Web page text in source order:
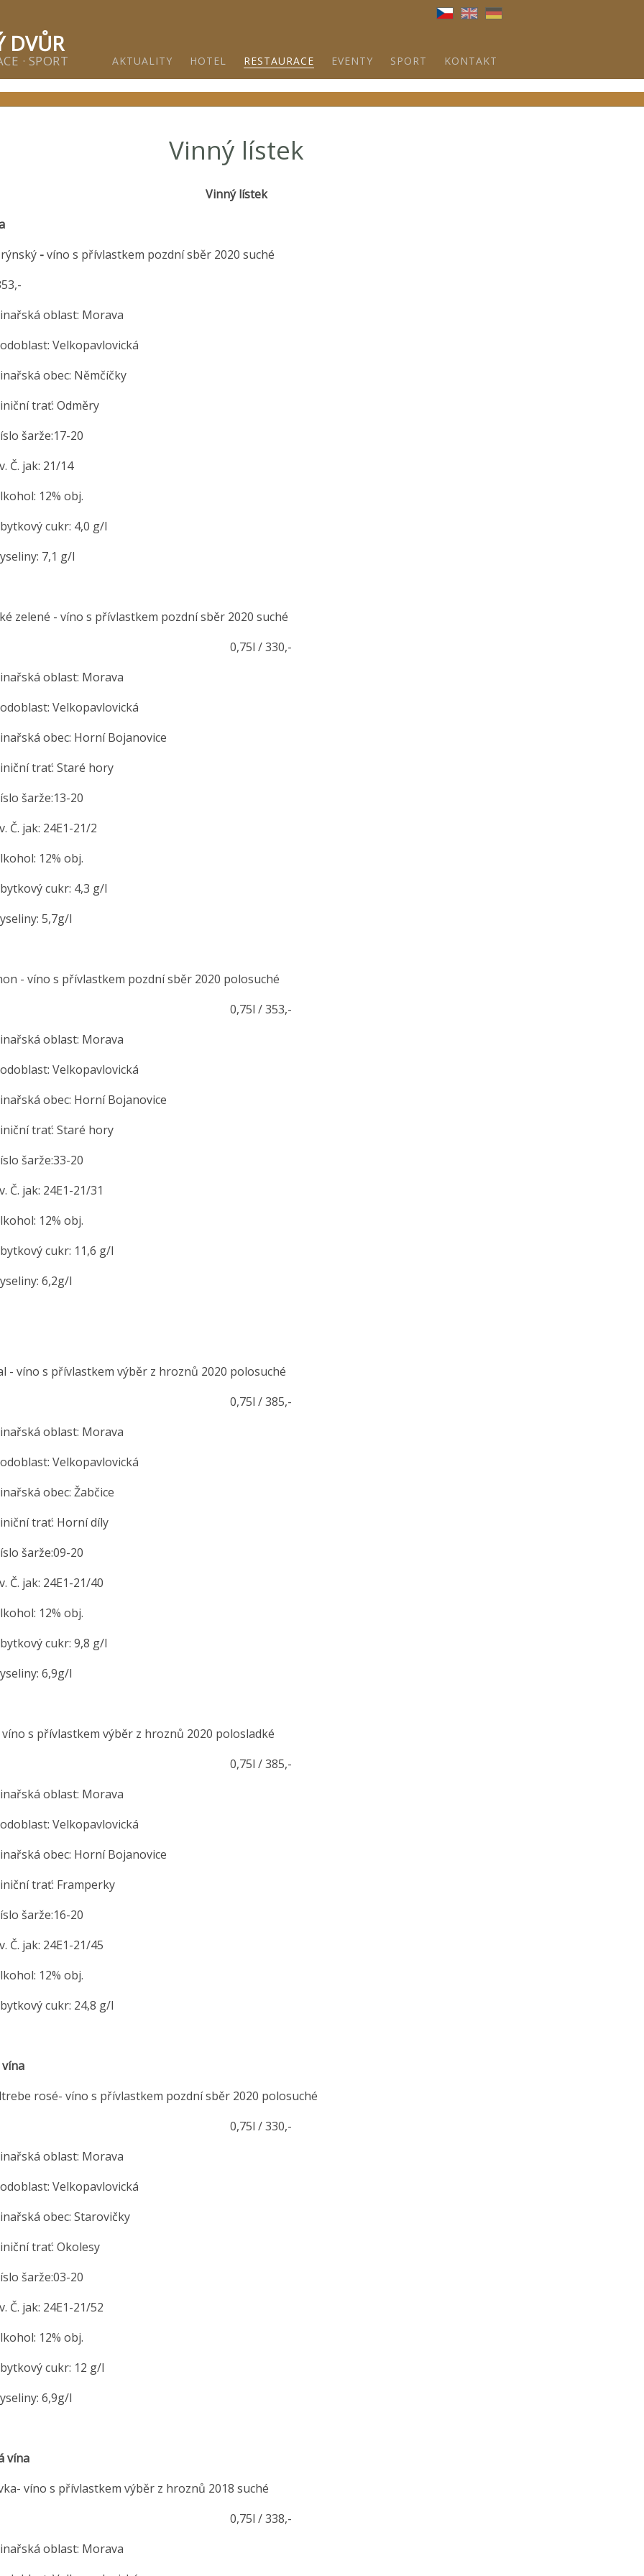
Vinný lístek
Vinný lístek
-víno s přívlastkem pozdní sběr 2020 suché
oblast: Morava
Velkopavlovická
obec: Němčíčky
trať: Odměry
šarže:17-20
jak: 21/14
12% obj.
cukr: 4,0 g/l
7,1 g/l
zelené - víno s přívlastkem pozdní sběr 2020 suché
/ 330,-
oblast: Morava
Velkopavlovická
obec: Horní Bojanovice
trať: Staré hory
šarže:13-20
jak: 24E1-21/2
12% obj.
cukr: 4,3 g/l
5,7g/l
- víno s přívlastkem pozdní sběr 2020 polosuché
/ 353,-
oblast: Morava
Velkopavlovická
obec: Horní Bojanovice
trať: Staré hory
šarže:33-20
jak: 24E1-21/31
12% obj.
cukr: 11,6 g/l
6,2g/l
- víno s přívlastkem výběr z hroznů 2020 polosuché
/ 385,-
oblast: Morava
Velkopavlovická
obec: Žabčice
trať: Horní díly
šarže:09-20
jak: 24E1-21/40
12% obj.
cukr: 9,8 g/l
6,9g/l
víno s přívlastkem výběr z hroznů 2020 polosladké
/ 385,-
oblast: Morava
Velkopavlovická
obec: Horní Bojanovice
trať: Framperky
šarže:16-20
jak: 24E1-21/45
12% obj.
cukr: 24,8 g/l
vína
rosé- víno s přívlastkem pozdní sběr 2020 polosuché
/ 330,-
oblast: Morava
Velkopavlovická
obec: Starovičky
trať: Okolesy
šarže:03-20
jak: 24E1-21/52
12% obj.
cukr: 12 g/l
6,9g/l
vína
víno s přívlastkem výběr z hroznů 2018 suché
/ 338,-
oblast: Morava
DVŮR
· SPORT AKTUALITY HOTEL RESTAURACE EVENTY SPORT KONTAKT